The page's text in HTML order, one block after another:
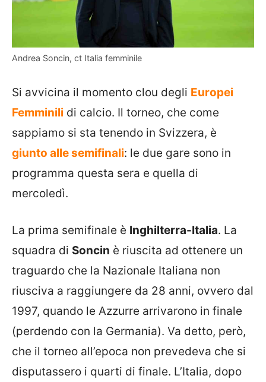
Andrea Soncin, ct Italia femminile
Si avvicina il momento clou degli Europei
Femminili di calcio. Il torneo, che come
sappiamo si sta tenendo in Svizzera, è
giunto alle semifinali: le due gare sono in
programma questa sera e quella di
mercoledì.
La prima semifinale è Inghilterra-Italia. La
squadra di Soncin è riuscita ad ottenere un
traguardo che la Nazionale Italiana non
riusciva a raggiungere da 28 anni, ovvero dal
1997, quando le Azzurre arrivarono in finale
(perdendo con la Germania). Va detto, però,
che il torneo all’epoca non prevedeva che si
disputassero i quarti di finale. L’Italia, dopo